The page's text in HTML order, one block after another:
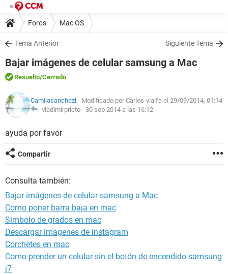
Foros Mac OS
Tema Anterior Siguiente Tema
Bajar imágenes de celular samsung a Mac
Resuelto/Cerrado
Camilasanchezl - Modificado por Carlos-vialfa el 29/09/2014, 01:14
vladimirprieto - 30 sep 2014 a las 16:12
ayuda por favor
Compartir
Consulta también:
Bajar imágenes de celular samsung a Mac
Como poner barra baja en mac
Simbolo de grados en mac
Descargar imagenes de instagram
Corchetes en mac
Como prender un celular sin el botón de encendido samsung
j7